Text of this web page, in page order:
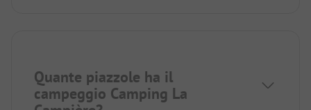
Quante piazzole ha il
campeggio Camping La